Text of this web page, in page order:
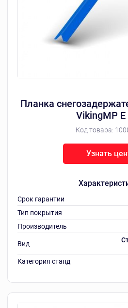
Планка
VikingMP E
Код товара:
Срок гарантии
Тип покрытия
Производитель
Вид
Категория станд
Узнать